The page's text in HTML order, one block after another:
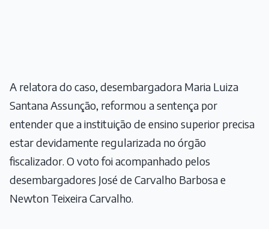
A relatora do caso, desembargadora Maria Luiza
Santana Assunção, reformou a sentença por
entender que a instituição de ensino superior precisa
estar devidamente regularizada no órgão
fiscalizador. O voto foi acompanhado pelos
desembargadores José de Carvalho Barbosa e
Newton Teixeira Carvalho.